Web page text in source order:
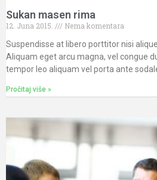
Sukan masen rima
12. Juna 2015.
Nema komentara
Suspendisse at libero porttitor nisi
Aliquam eget arcu magna, vel congue
tempor leo aliquam vel porta ante
Pročitaj više »